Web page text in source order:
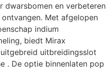
dwarsbomen en verbeteren
Met afgelopen
indium
biedt Mirax
uitbreidingsslot
. De optie binnenlaten pop